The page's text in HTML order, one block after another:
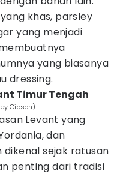
khas, parsley
yang menjadi
yang biasanya
dressing.
Timur Tengah
Gibson)
Levant yang
dan
dikenal sejak ratusan
penting dari tradisi